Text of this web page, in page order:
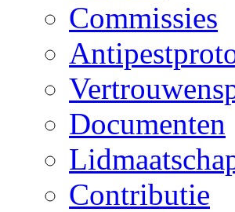
Commissies
Documenten
Contributie